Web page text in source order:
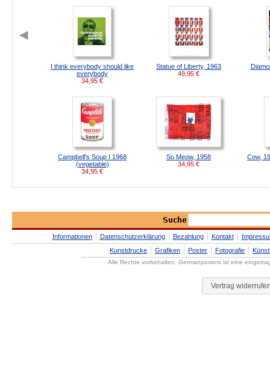
I think everybody should like
everybody
34,95 €
Statue of Liberty, 1963
49,95 €
Campbell's Soup I 1968
(vegetable)
34,95 €
So Meow, 1958
34,95 €
Cow,
Informationen Datenschutzerklärung Bezahlung Kontakt
Kunstdrucke
Grafiken Poster Fotografie
Alle Rechte vorbehalten. Germanposters ist eine
Vertrag